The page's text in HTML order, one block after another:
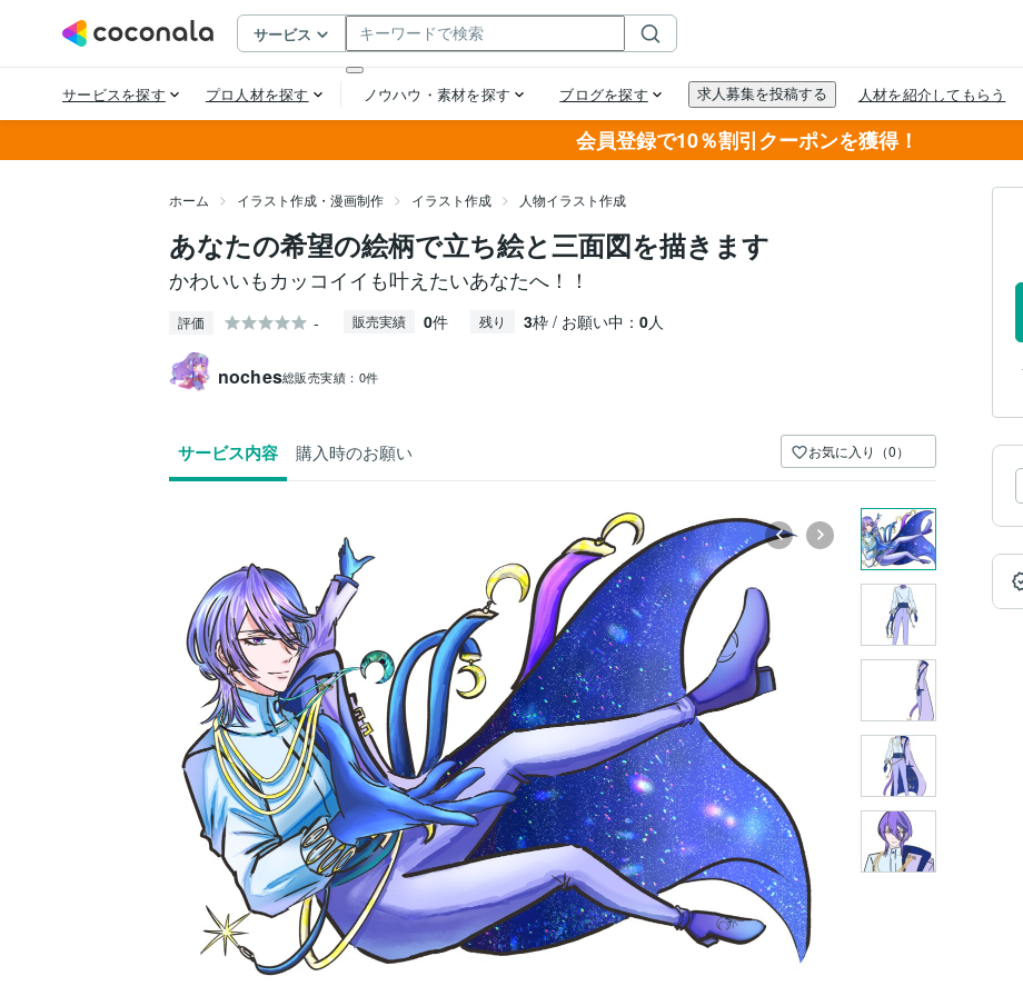
会員登録で10％割引クーポンを獲得！
ホーム イラスト作成・漫画制作 イラスト作成 人物イラスト作成
あなたの希望の絵柄で立ち絵と三面図を描きます
かわいいもカッコイイも叶えたいあなたへ！！
評価 - 販売実績 0件 残り 3枠 / お願い中： 0人
noches総販売実績： 0件
サービス内容 購入時のお願い お気に入り（0）